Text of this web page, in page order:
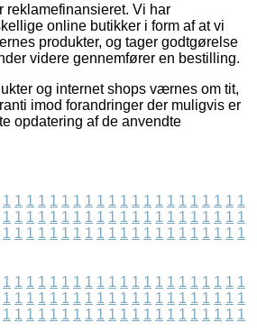
reklamefinansieret. Vi har
online butikker i form af at vi
produkter, og tager godtgørelse
videre gennemfører en bestilling.
og internet shops værnes om tit,
imod forandringer der muligvis er
opdatering af de anvendte
1 1 1 1 1 1 1 1 1 1 1 1 1 1 1 1 1 1 1 1 1
1 1 1 1 1 1 1 1 1 1 1 1 1 1 1 1 1 1 1 1 1
1 1 1 1 1 1 1 1 1 1 1 1 1 1 1 1 1 1 1 1 1
1 1 1 1 1 1 1 1 1 1 1 1 1 1 1 1 1 1 1 1 1
1 1 1 1 1 1 1 1 1 1 1 1 1 1 1 1 1 1 1 1 1
1 1 1 1 1 1 1 1 1 1 1 1 1 1 1 1 1 1 1 1 1